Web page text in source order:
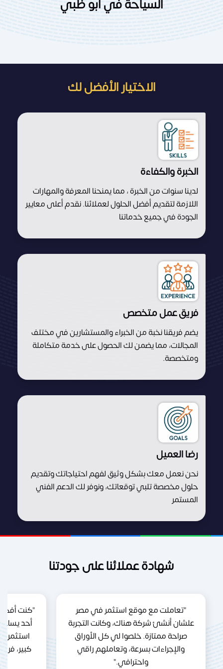
السياحة في أبو ظبي
الاختيار الأفضل لك
الخبرة والكفاءة
لدينا سنوات من الخبرة ، مما يمنحنا المعرفة والمهارات
اللازمة لتقديم أفضل الحلول لعملائنا. نقدم أعلى معايير
الجودة في جميع خدماتنا
فريق عمل متخصص
يضم فريقنا نخبة من الخبراء والمستشارين في مختلف
المجالات، مما يضمن لك الحصول على خدمة متكاملة
ومتخصصة.
رضا العميل
نحن نعمل معك بشكل وثيق لفهم احتياجاتك وتقديم
حلول مخصصة تلبي توقعاتك، ونوفر لك الدعم الفني
المستمر
شهادة عملائنا على جودتنا
"تعاملت مع موقع استثمر في مصر
علشان أنشئ شركة هناك، وكانت التجربة
صراحة ممتازة. خلصوا لي كل الأوراق
والإجراءات بسرعة، وتعاملهم راقي
واحترافي."
"كنت
أحد
استثمر
كبير،